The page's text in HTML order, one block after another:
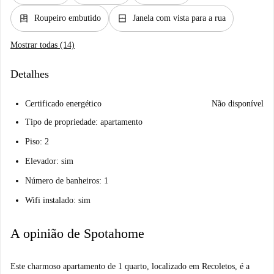
dresser Roupeiro embutido window_closed Janela com vista para a rua
Mostrar todas (14)
Detalhes
Certificado energético
Não disponível
Tipo de propriedade: apartamento
Piso: 2
Elevador: sim
Número de banheiros: 1
Wifi instalado: sim
A opinião de Spotahome
Este charmoso apartamento de 1 quarto, localizado em Recoletos, é a